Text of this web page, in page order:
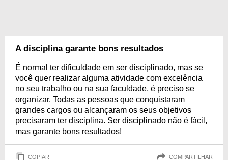
A disciplina garante bons resultados
É normal ter dificuldade em ser disciplinado, mas se
você quer realizar alguma atividade com excelência
no seu trabalho ou na sua faculdade, é preciso se
organizar. Todas as pessoas que conquistaram
grandes cargos ou alcançaram os seus objetivos
precisaram ter disciplina. Ser disciplinado não é fácil,
mas garante bons resultados!
COPIAR COMPARTILHAR